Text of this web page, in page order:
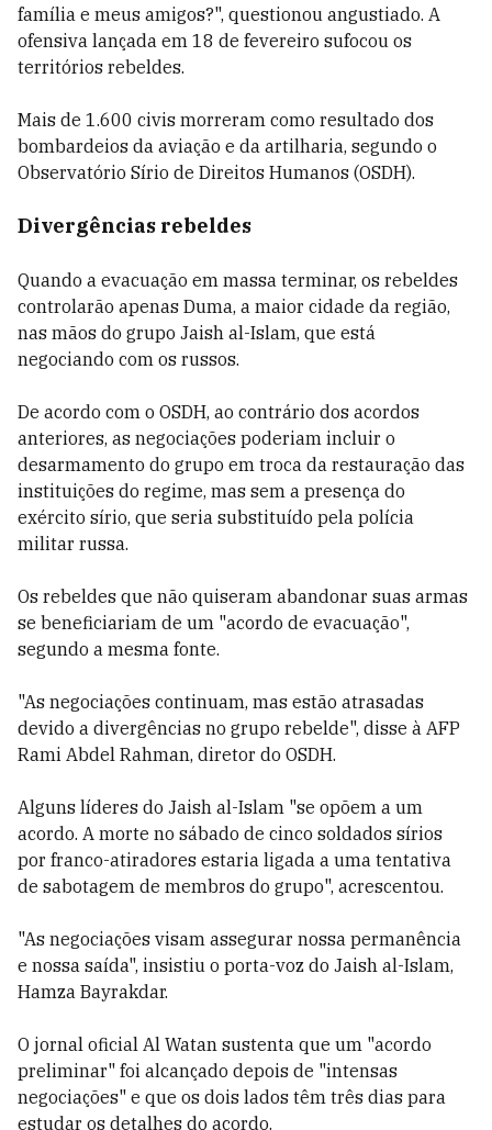
família e meus amigos?", questionou angustiado. A
ofensiva lançada em 18 de fevereiro sufocou os
territórios rebeldes.
Mais de 1.600 civis morreram como resultado dos
bombardeios da aviação e da artilharia, segundo o
Observatório Sírio de Direitos Humanos (OSDH).
Divergências rebeldes
Quando a evacuação em massa terminar, os rebeldes
controlarão apenas Duma, a maior cidade da região,
nas mãos do grupo Jaish al-Islam, que está
negociando com os russos.
De acordo com o OSDH, ao contrário dos acordos
anteriores, as negociações poderiam incluir o
desarmamento do grupo em troca da restauração das
instituições do regime, mas sem a presença do
exército sírio, que seria substituído pela polícia
militar russa.
Os rebeldes que não quiseram abandonar suas armas
se beneficiariam de um "acordo de evacuação",
segundo a mesma fonte.
"As negociações continuam, mas estão atrasadas
devido a divergências no grupo rebelde", disse à AFP
Rami Abdel Rahman, diretor do OSDH.
Alguns líderes do Jaish al-Islam "se opõem a um
acordo. A morte no sábado de cinco soldados sírios
por franco-atiradores estaria ligada a uma tentativa
de sabotagem de membros do grupo", acrescentou.
"As negociações visam assegurar nossa permanência
e nossa saída", insistiu o porta-voz do Jaish al-Islam,
Hamza Bayrakdar.
O jornal oficial Al Watan sustenta que um "acordo
preliminar" foi alcançado depois de "intensas
negociações" e que os dois lados têm três dias para
estudar os detalhes do acordo.